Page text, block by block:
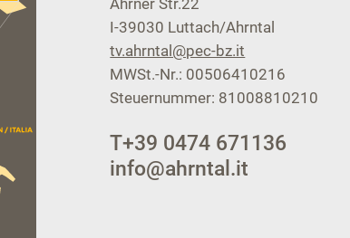
I-39030 Luttach/Ahrntal
tv.ahrntal@pec-bz.it
MWSt.-Nr.: 00506410216
Steuernummer: 81008810210
T+39 0474 671136
info@ahrntal.it